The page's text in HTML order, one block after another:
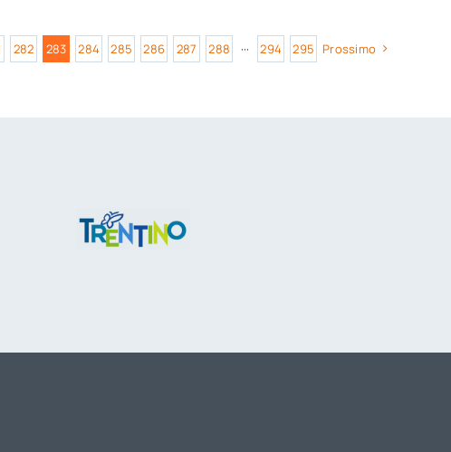
282 283 284 285 286 287 288 ··· 294 295 Prossimo